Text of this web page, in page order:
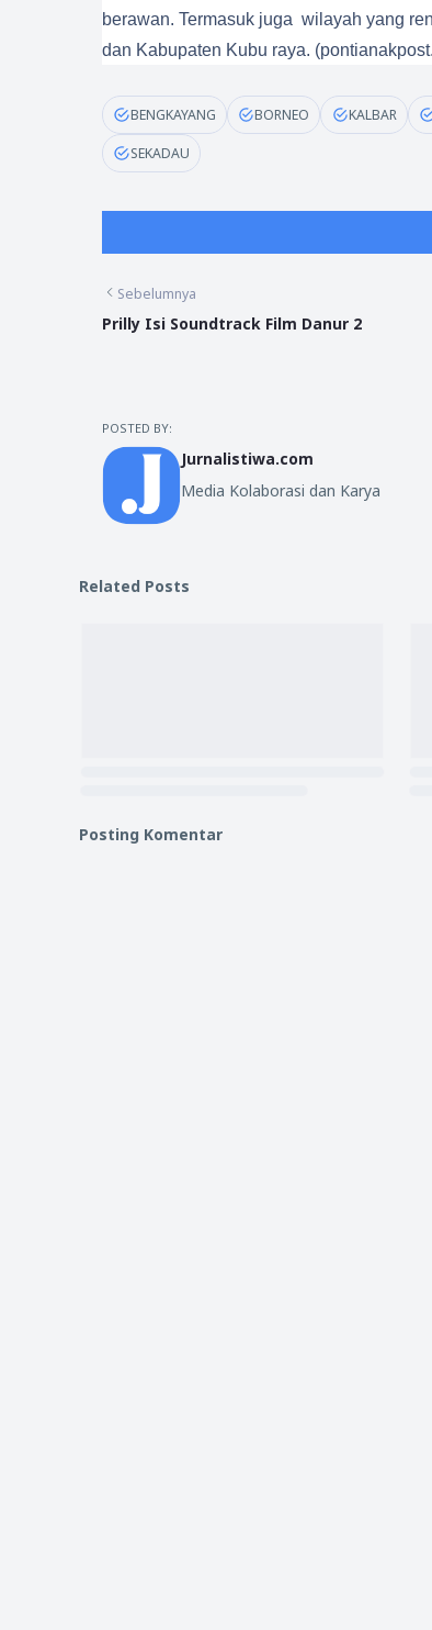
berawan. Termasuk juga wilayah yang
dan Kabupaten Kubu raya.
BENGKAYANG BORNEO KALBAR
SEKADAU
Sebelumnya
Prilly Isi Soundtrack Film Danur 2
POSTED BY:
Jurnalistiwa.com
Media Kolaborasi dan Karya
Related Posts
Posting Komentar